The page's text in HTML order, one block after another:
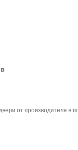
от производителя в